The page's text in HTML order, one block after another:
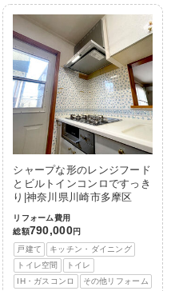
シャープな形のレンジフード
とビルトインコンロですっき
り|神奈川県川崎市多摩区
リフォーム費用
総額790,000円
戸建て
キッチン・ダイニング
トイレ空間
トイレ
IH・ガスコンロ
その他リフォーム